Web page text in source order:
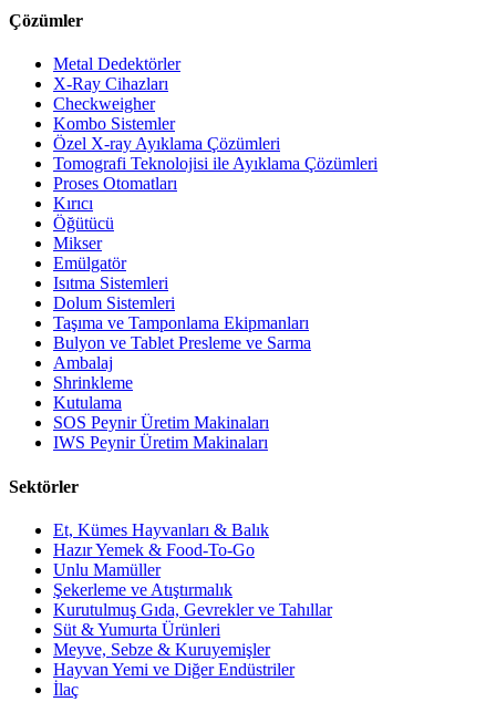
Çözümler
Metal Dedektörler
X-Ray Cihazları
Checkweigher
Kombo Sistemler
Özel X-ray Ayıklama Çözümleri
Tomografi Teknolojisi ile Ayıklama Çözümleri
Proses Otomatları
Kırıcı
Öğütücü
Mikser
Emülgatör
Isıtma Sistemleri
Dolum Sistemleri
Taşıma ve Tamponlama Ekipmanları
Bulyon ve Tablet Presleme ve Sarma
Ambalaj
Shrinkleme
Kutulama
SOS Peynir Üretim Makinaları
IWS Peynir Üretim Makinaları
Sektörler
Et, Kümes Hayvanları & Balık
Hazır Yemek & Food-To-Go
Unlu Mamüller
Şekerleme ve Atıştırmalık
Kurutulmuş Gıda, Gevrekler ve Tahıllar
Süt & Yumurta Ürünleri
Meyve, Sebze & Kuruyemişler
Hayvan Yemi ve Diğer Endüstriler
İlaç